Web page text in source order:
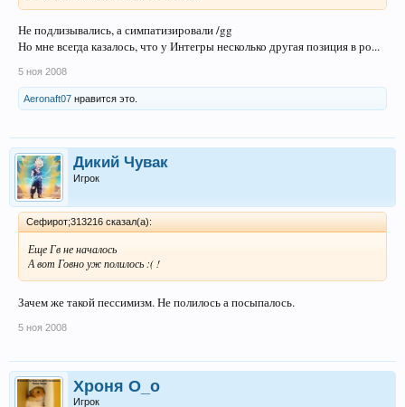
Не подлизывались, а симпатизировали /gg
Но мне всегда казалось, что у Интегры несколько другая позиция в ро...
5 ноя 2008
Aeronaft07 нравится это.
Дикий Чувак
Игрок
Сефирот;313216 сказал(а):
Еще Гв не началось
А вот Говно уж полилось :( !
Зачем же такой пессимизм. Не полилось а посыпалось.
5 ноя 2008
Хроня О_о
Игрок